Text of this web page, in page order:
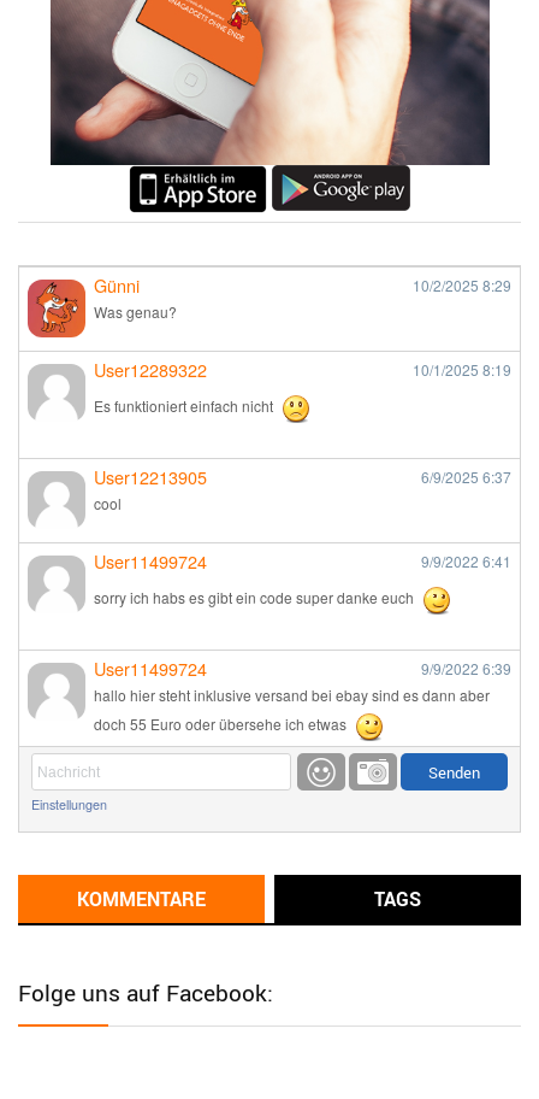
Günni 10/2/2025 8:29
Was genau?
User12289322 10/1/2025 8:19
Es funktioniert einfach nicht
User12213905 6/9/2025 6:37
cool
User11499724 9/9/2022 6:41
sorry ich habs es gibt ein code super danke euch
User11499724 9/9/2022 6:39
hallo hier steht inklusive versand bei ebay sind es dann aber
doch 55 Euro oder übersehe ich etwas
Günni 9/1/20226:17
Günni
User11493041 8/31/20227:10
Einstellungen
KOMMENTARE TAGS
Folge uns auf Facebook: